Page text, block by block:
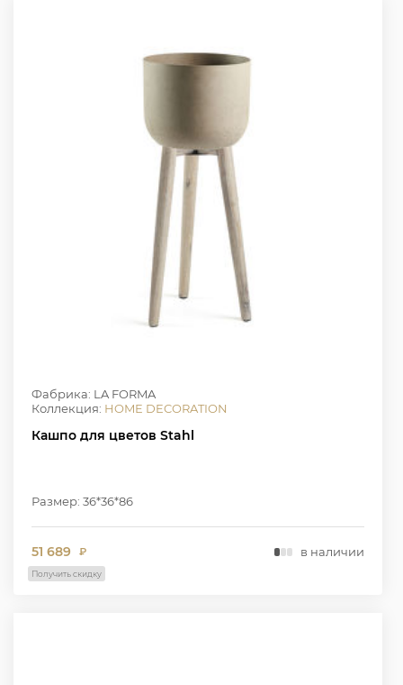
Фабрика: LA FORMA
Коллекция: HOME DECORATION
Кашпо для цветов Stahl
Размер: 36*36*86
51 689 ₽ в наличии
Получить скидку